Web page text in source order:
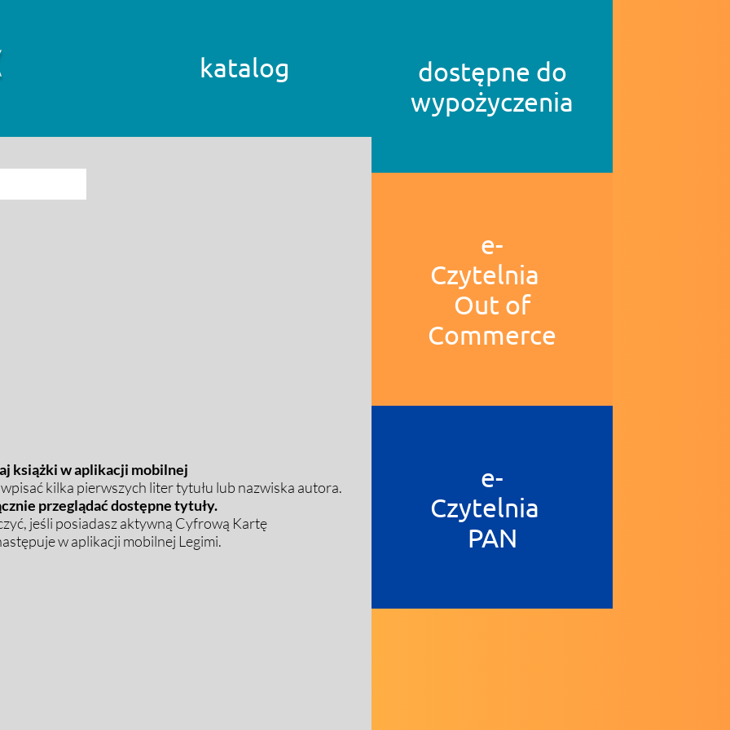
katalog
książki w aplikacji mobilnej
kilka pierwszych liter tytułu lub nazwiska autora.
przeglądać dostępne tytuły.
jeśli posiadasz aktywną Cyfrową Kartę
w aplikacji mobilnej Legimi.
dostępne do
wypożyczenia
e-
Czytelnia
Out of
Commerce
e-
Czytelnia
PAN